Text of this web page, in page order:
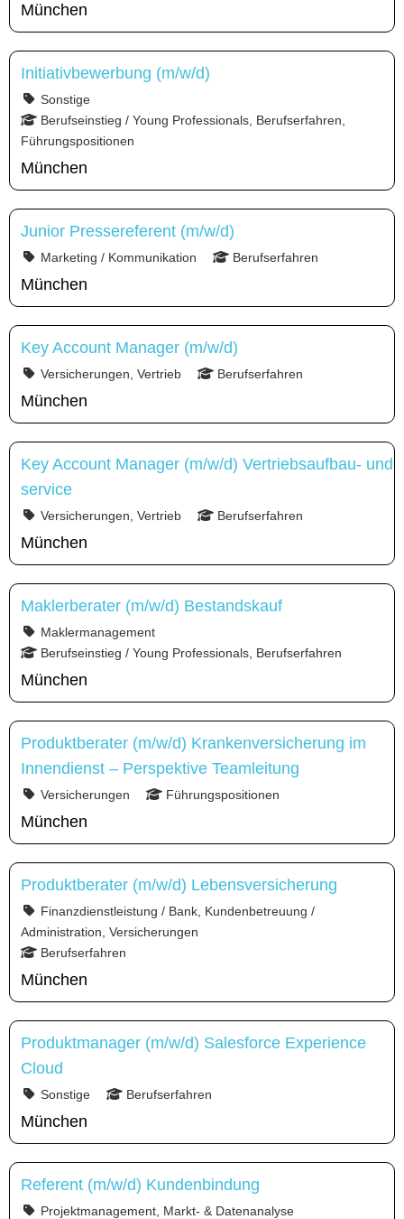
München
Initiativbewerbung (m/w/d)
Sonstige
Berufseinstieg / Young Professionals, Berufserfahren,
Führungspositionen
München
Junior Pressereferent (m/w/d)
Marketing / Kommunikation Berufserfahren
München
Key Account Manager (m/w/d)
Versicherungen, Vertrieb Berufserfahren
München
Key Account Manager (m/w/d) Vertriebsaufbau- und
service
Versicherungen, Vertrieb Berufserfahren
München
Maklerberater (m/w/d) Bestandskauf
Maklermanagement
Berufseinstieg / Young Professionals, Berufserfahren
München
Produktberater (m/w/d) Krankenversicherung im
Innendienst – Perspektive Teamleitung
Versicherungen Führungspositionen
München
Produktberater (m/w/d) Lebensversicherung
Finanzdienstleistung / Bank, Kundenbetreuung /
Administration, Versicherungen
Berufserfahren
München
Produktmanager (m/w/d) Salesforce Experience
Cloud
Sonstige Berufserfahren
München
Referent (m/w/d) Kundenbindung
Projektmanagement, Markt- & Datenanalyse